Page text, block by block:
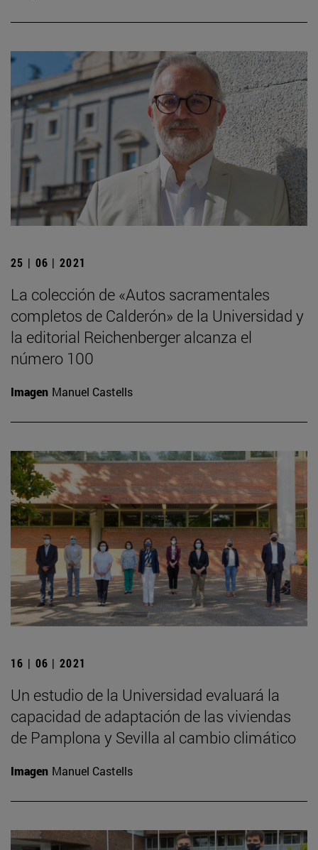
25 | 06 | 2021
La colección de «Autos sacramentales
completos de Calderón» de la Universidad y
la editorial Reichenberger alcanza el
número 100
Imagen Manuel Castells
16 | 06 | 2021
Un estudio de la Universidad evaluará la
capacidad de adaptación de las viviendas
de Pamplona y Sevilla al cambio climático
Imagen Manuel Castells